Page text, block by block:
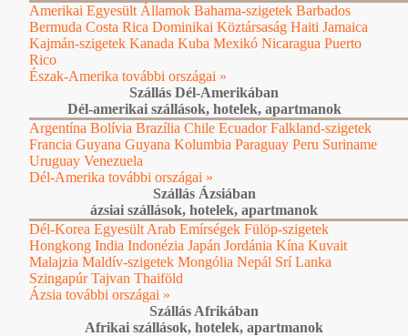
Amerikai Egyesült Államok Bahama-szigetek Barbados
Bermuda Costa Rica Dominikai Köztársaság Haiti Jamaica
Kajmán-szigetek Kanada Kuba Mexikó Nicaragua Puerto
Rico
Észak-Amerika további országai »
Szállás Dél-Amerikában
Dél-amerikai szállások, hotelek, apartmanok
Argentína Bolívia Brazília Chile Ecuador Falkland-szigetek
Francia Guyana Guyana Kolumbia Paraguay Peru Suriname
Uruguay Venezuela
Dél-Amerika további országai »
Szállás Ázsiában
ázsiai szállások, hotelek, apartmanok
Dél-Korea Egyesült Arab Emírségek Fülöp-szigetek
Hongkong India Indonézia Japán Jordánia Kína Kuvait
Malajzia Maldív-szigetek Mongólia Nepál Srí Lanka
Szingapúr Tajvan Thaiföld
Ázsia további országai »
Szállás Afrikában
Afrikai szállások, hotelek, apartmanok